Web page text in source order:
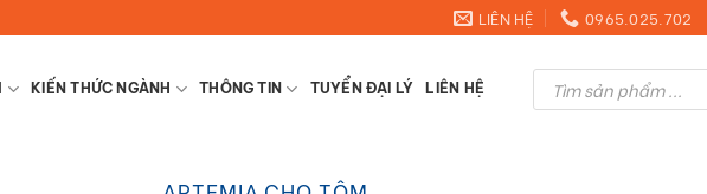
LIÊN HỆ 0965.025.702
KIẾN THỨC NGÀNH THÔNG TIN TUYỂN ĐẠI LÝ LIÊN HỆ
Products
search